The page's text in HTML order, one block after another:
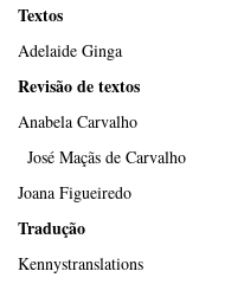
Textos
Adelaide Ginga
Revisão de textos
Anabela Carvalho
José Maçãs de Carvalho
Joana Figueiredo
Tradução
Kennystranslations